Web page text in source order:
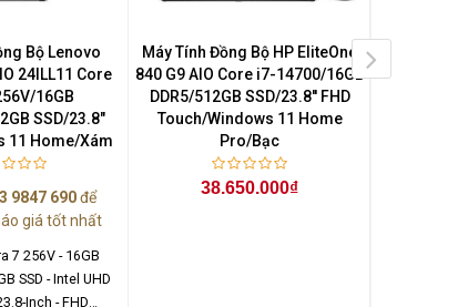
Bộ Lenovo
24ILL11 Core
16GB
SSD/23.8"
11 Home/Xám
9847 690để
giá tốt nhất
7 256V - 16GB
SSD - Intel UHD
Inch - FHD
Máy Tính Đồng Bộ HP EliteOne
840 G9 AIO Core i7-14700/16GB
DDR5/512GB SSD/23.8'' FHD
Touch/Windows 11 Home
Pro/Bạc
38.650.000₫
840 G9 AIO